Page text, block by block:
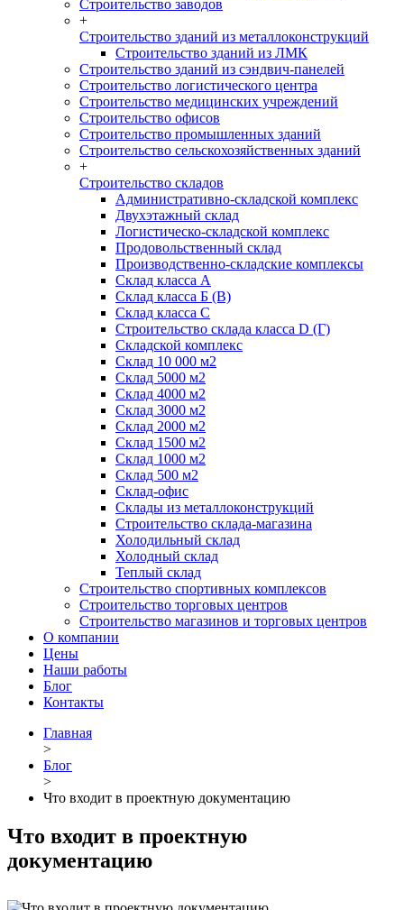
Строительство заводов
+
Строительство зданий из металлоконструкций
Строительство зданий из ЛМК
Строительство зданий из сэндвич-панелей
Строительство логистического центра
Строительство медицинских учреждений
Строительство офисов
Строительство промышленных зданий
Строительство сельскохозяйственных зданий
+
Строительство складов
Административно-складской комплекс
Двухэтажный склад
Логистическо-складской комплекс
Продовольственный склад
Производственно-складские комплексы
Склад класса А
Склад класса Б (B)
Склад класса С
Строительство склада класса D (Г)
Складской комплекс
Склад 10 000 м2
Склад 5000 м2
Склад 4000 м2
Склад 3000 м2
Склад 2000 м2
Склад 1500 м2
Склад 1000 м2
Склад 500 м2
Склад-офис
Склады из металлоконструкций
Строительство склада-магазина
Холодильный склад
Холодный склад
Теплый склад
Строительство спортивных комплексов
Строительство торговых центров
Строительство магазинов и торговых центров
О компании
Цены
Наши работы
Блог
Контакты
Главная
>
Блог
>
Что входит в проектную документацию
Что входит в проектную
документацию